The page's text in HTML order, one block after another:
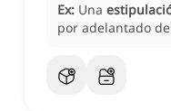
Ex: Una
por adelantado